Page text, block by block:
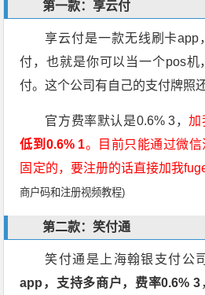
第一款：享云付
享云付是一款无线刷卡app
付，也就是你可以当一个pos机
付。这个公司有自己的支付牌照
官方费率默认是0.6% 3，加
低到0.6% 1。目前只能通过微
固定的，要注册的话直接加我
商户码和注册视频教程)
第二款：笑付通
笑付通是上海翰银支付公
app，支持多商户，费率0.6% 3